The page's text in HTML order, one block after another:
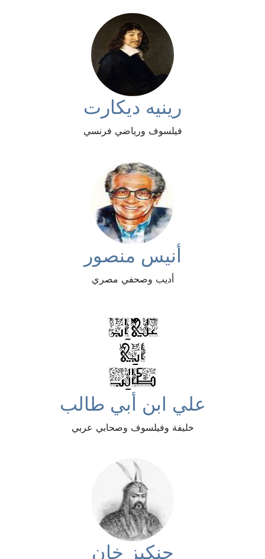
رينيه ديكارت
فيلسوف ورياضي فرنسي
أنيس منصور
أديب وصحفي مصري
علي ابن أبي طالب
خليفة وفيلسوف وصحابي عربي
جنكيز خان